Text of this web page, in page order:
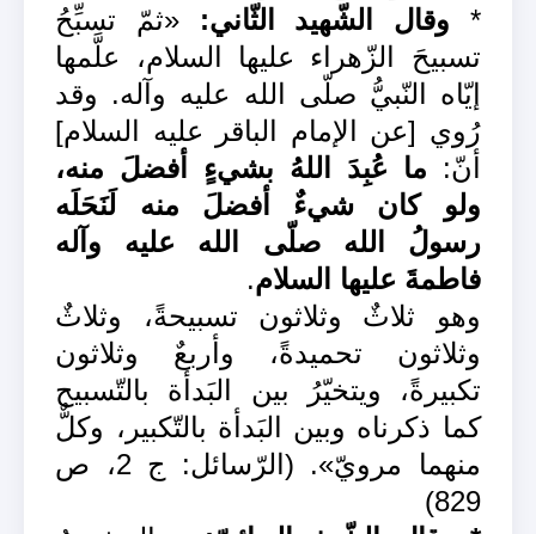
* وقال الشّهيد الثّاني: «ثمّ تسبِّحُ
تسبيحَ الزّهراء عليها السلام، علَّمها
إيّاه النّبيُّ صلّى الله عليه وآله. وقد
رُوي [عن الإمام الباقر عليه السلام]
أنّ: ما عُبِدَ اللهُ بشيءٍ أفضلَ منه،
ولو كان شيءٌ أفضلَ منه لَنَحَلَه
رسولُ الله صلّى الله عليه وآله
فاطمةَ عليها السلام.
وهو ثلاثٌ وثلاثون تسبيحةً، وثلاثٌ
وثلاثون تحميدةً، وأربعٌ وثلاثون
تكبيرةً، ويتخيّرُ بين البَدأة بالتّسبيح
كما ذكرناه وبين البَدأة بالتّكبير، وكلٌّ
منهما مرويّ». (الرّسائل: ج 2، ص
829)